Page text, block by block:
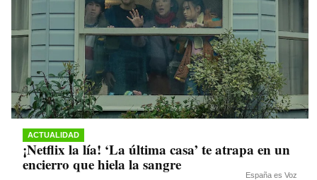
ACTUALIDAD
¡Netflix la lía! ‘La última casa’ te atrapa en un
encierro que hiela la sangre
España es Voz